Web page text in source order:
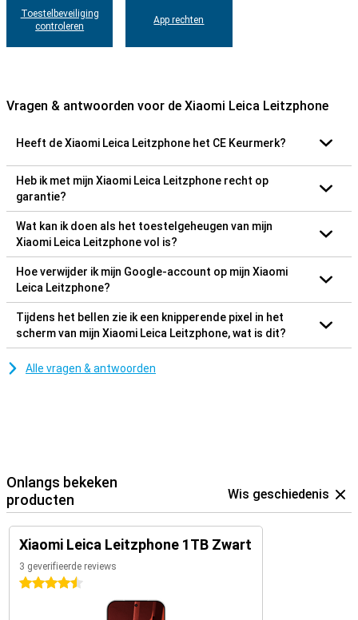
Toestelbeveiliging
controleren
App rechten
Vragen & antwoorden voor de Xiaomi Leica Leitzphone
Heeft de Xiaomi Leica Leitzphone het CE Keurmerk?
Heb ik met mijn Xiaomi Leica Leitzphone recht op
garantie?
Wat kan ik doen als het toestelgeheugen van mijn
Xiaomi Leica Leitzphone vol is?
Hoe verwijder ik mijn Google-account op mijn Xiaomi
Leica Leitzphone?
Tijdens het bellen zie ik een knipperende pixel in het
scherm van mijn Xiaomi Leica Leitzphone, wat is dit?
Alle vragen & antwoorden
Onlangs bekeken
producten
Wis geschiedenis
Xiaomi Leica Leitzphone 1TB Zwart
3 geverifieerde reviews
4.5 sterren